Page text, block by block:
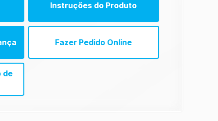
(ES)
Instruções do Produto
Fazer Pedido Online
de